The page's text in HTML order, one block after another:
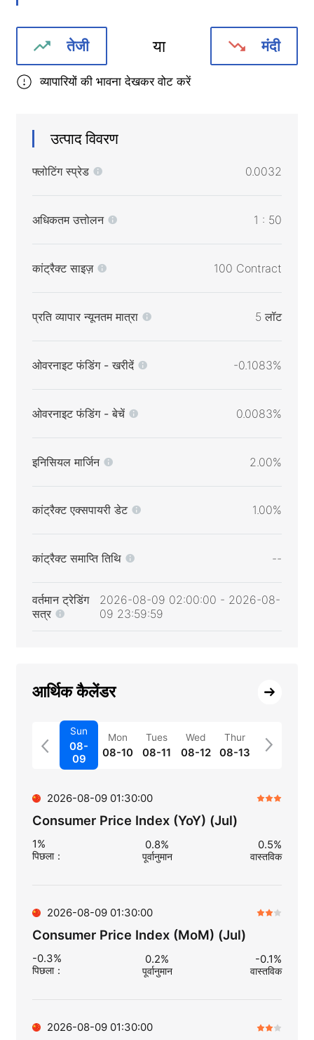
तेजी या मंदी
व्यापारियों की भावना देखकर वोट करें
उत्पाद विवरण
फ्लोटिंग स्प्रेड 0.0032
अधिकतम उत्तोलन 1 : 50
कांट्रैक्ट साइज़ 100 Contract
प्रति व्यापार न्यूनतम मात्रा 5 लॉट
ओवरनाइट फंडिंग - खरीदें -0.1083%
ओवरनाइट फंडिंग - बेचें 0.0083%
इनिसियल मार्जिन 2.00%
कांट्रैक्ट एक्सपायरी डेट 1.00%
कांट्रैक्ट समाप्ति तिथि --
वर्तमान ट्रेडिंग
सत्र
2026-08-09 02:00:00 - 2026-08-
09 23:59:59
आर्थिक कैलेंडर
Sun
08-
09
Mon
08-10
Tues
08-11
Wed
08-12
Thur
08-13
2026-08-09 01:30:00
Consumer Price Index (YoY) (Jul)
1%
पिछला：
0.8%
पूर्वानुमान
0.5%
वास्तविक
2026-08-09 01:30:00
Consumer Price Index (MoM) (Jul)
-0.3%
पिछला：
0.2%
पूर्वानुमान
-0.1%
वास्तविक
2026-08-09 01:30:00